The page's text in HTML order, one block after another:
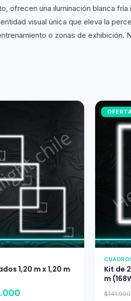
ofrecen una iluminación blanca
visual única que eleva la
o zonas de exhibición.
1,20 m x 1,20 m
Kit de
m
$141.900